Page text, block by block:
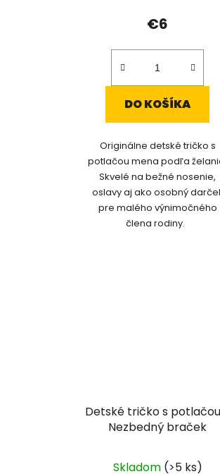
€6
DO KOŠÍKA
Originálne detské tričko s
potlačou mena podľa
Skvelé na bežné nosenie,
oslavy aj ako osobný
pre malého výnimočného
člena rodiny.
Detské tričko s
Nezbedný braček
Skladom (>5 ks)